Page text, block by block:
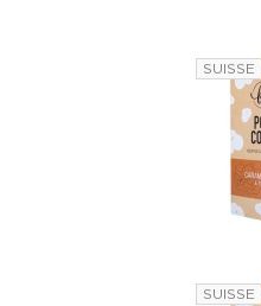
SUISSE
SUISSE